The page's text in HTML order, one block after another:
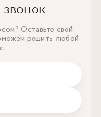
Оставьте свой
решить любой